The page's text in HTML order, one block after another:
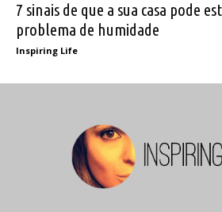
7 sinais de que a sua casa pode
problema de humidade
Inspiring Life